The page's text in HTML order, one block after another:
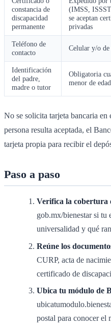
constancia de
discapacidad
permanente
(IMSS,
se aceptan
privadas
Teléfono de
contacto
Celular y/o de
Identificación
del padre,
madre o tutor
Obligatoria
menor de
No se solicita tarjeta bancaria
persona resulta aceptada, el
tarjeta propia para recibir el
Paso a paso
Verifica la cobertura
gob.mx/bienestar si tu
universalidad y qué
Reúne los
CURP, acta de
certificado de
Ubica tu módulo de
postal para conocer el